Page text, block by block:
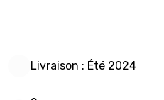
Livraison : Été 2024